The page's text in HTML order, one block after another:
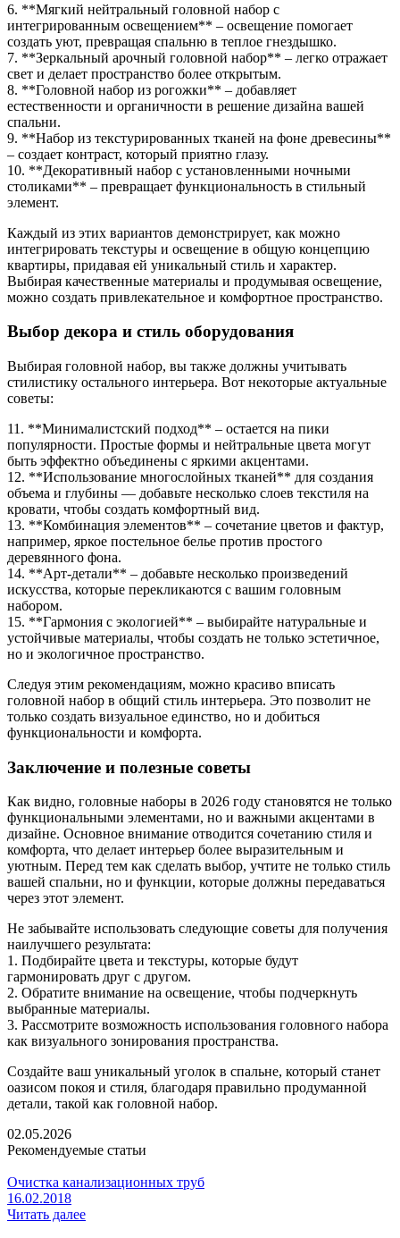
6. **Мягкий нейтральный головной набор с
интегрированным освещением** – освещение помогает
создать уют, превращая спальню в теплое гнездышко.
7. **Зеркальный арочный головной набор** – легко отражает
свет и делает пространство более открытым.
8. **Головной набор из рогожки** – добавляет
естественности и органичности в решение дизайна вашей
спальни.
9. **Набор из текстурированных тканей на фоне древесины**
– создает контраст, который приятно глазу.
10. **Декоративный набор с установленными ночными
столиками** – превращает функциональность в стильный
элемент.
Каждый из этих вариантов демонстрирует, как можно
интегрировать текстуры и освещение в общую концепцию
квартиры, придавая ей уникальный стиль и характер.
Выбирая качественные материалы и продумывая освещение,
можно создать привлекательное и комфортное пространство.
Выбор декора и стиль оборудования
Выбирая головной набор, вы также должны учитывать
стилистику остального интерьера. Вот некоторые актуальные
советы:
11. **Минималистский подход** – остается на пики
популярности. Простые формы и нейтральные цвета могут
быть эффектно объединены с яркими акцентами.
12. **Использование многослойных тканей** для создания
объема и глубины — добавьте несколько слоев текстиля на
кровати, чтобы создать комфортный вид.
13. **Комбинация элементов** – сочетание цветов и фактур,
например, яркое постельное белье против простого
деревянного фона.
14. **Арт-детали** – добавьте несколько произведений
искусства, которые перекликаются с вашим головным
набором.
15. **Гармония с экологией** – выбирайте натуральные и
устойчивые материалы, чтобы создать не только эстетичное,
но и экологичное пространство.
Следуя этим рекомендациям, можно красиво вписать
головной набор в общий стиль интерьера. Это позволит не
только создать визуальное единство, но и добиться
функциональности и комфорта.
Заключение и полезные советы
Как видно, головные наборы в 2026 году становятся не только
функциональными элементами, но и важными акцентами в
дизайне. Основное внимание отводится сочетанию стиля и
комфорта, что делает интерьер более выразительным и
уютным. Перед тем как сделать выбор, учтите не только стиль
вашей спальни, но и функции, которые должны передаваться
через этот элемент.
Не забывайте использовать следующие советы для получения
наилучшего результата:
1. Подбирайте цвета и текстуры, которые будут
гармонировать друг с другом.
2. Обратите внимание на освещение, чтобы подчеркнуть
выбранные материалы.
3. Рассмотрите возможность использования головного набора
как визуального зонирования пространства.
Создайте ваш уникальный уголок в спальне, который станет
оазисом покоя и стиля, благодаря правильно продуманной
детали, такой как головной набор.
02.05.2026
Рекомендуемые статьи
Очистка канализационных труб
16.02.2018
Читать далее